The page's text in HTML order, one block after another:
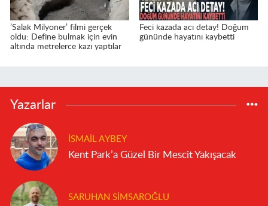
’Salak Milyoner’ filmi gerçek
oldu: Define bulmak için evin
altında metrelerce kazı yaptılar
Feci kazada acı detay! Doğum
gününde hayatını kaybetti
Yazarlar
İSMAIL AYBEY
Kent Park’a Güzel Bir Mescit Yakışacak
SARUHAN SIMSAROĞLU